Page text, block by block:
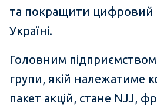
та покращити цифровий
Україні.
Головним
групи, якій належатиме
пакет акцій, стане NJJ,